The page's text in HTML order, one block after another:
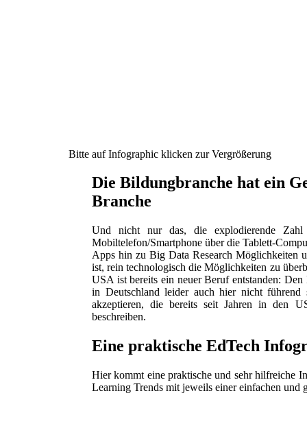
Bitte auf Infographic klicken zur Vergrößerung
Die Bildungbranche hat ein
Branche
Und nicht nur das, die explodierende
Mobiltelefon/Smartphone über die Tablett-
Apps hin zu Big Data Research Möglichkeiten
ist, rein technologisch die Möglichkeiten zu
USA ist bereits ein neuer Beruf entstanden:
in Deutschland leider auch hier nicht führend
akzeptieren, die bereits seit Jahren in den
beschreiben.
Eine praktische EdTech
Hier kommt eine praktische und sehr hilfreiche
Learning Trends mit jeweils einer einfachen und